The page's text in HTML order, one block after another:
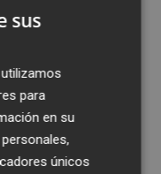
canana
llegado a
y que
del año 2000
obra pública
sus
para
en su
únicos